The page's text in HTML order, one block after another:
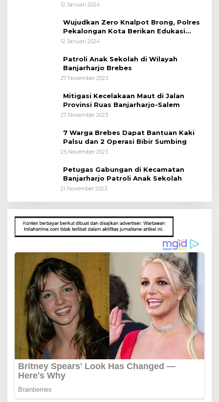
12 Januari 2024
Wujudkan Zero Knalpot Brong, Polres
Pekalongan Kota Berikan Edukasi
Kepada Pelajar
12 Januari 2024
Patroli Anak Sekolah di Wilayah
Banjarharjo Brebes
27 November 2023
Mitigasi Kecelakaan Maut di Jalan
Provinsi Ruas Banjarharjo-Salem
27 November 2023
7 Warga Brebes Dapat Bantuan Kaki
Palsu dan 2 Operasi Bibir Sumbing
25 November 2023
Petugas Gabungan di Kecamatan
Banjarharjo Patroli Anak Sekolah
21 November 2023